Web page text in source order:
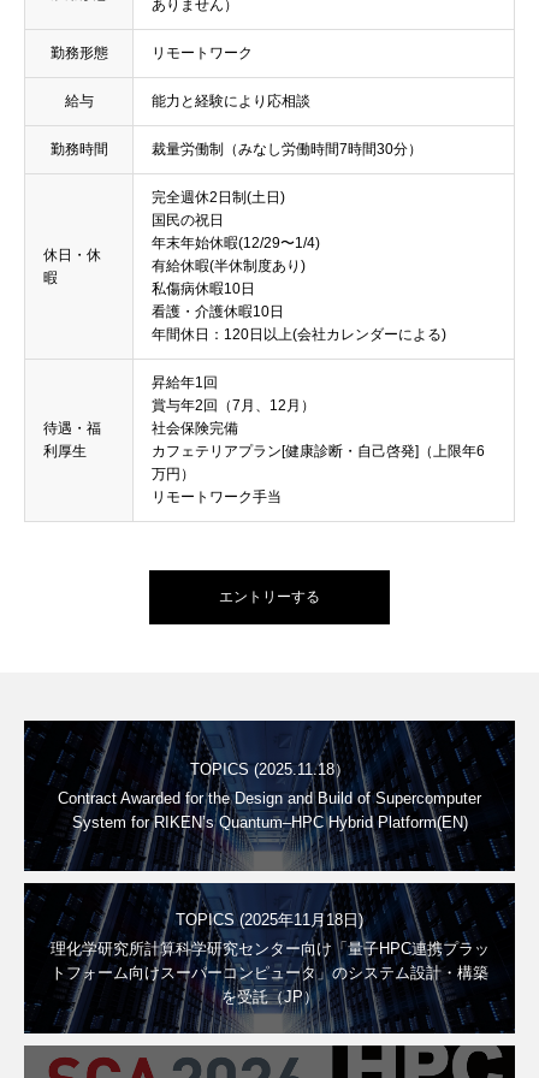
ありません）
勤務形態 リモートワーク
給与 能力と経験により応相談
勤務時間 裁量労働制（みなし労働時間7時間30分）
休日・休
暇
完全週休2日制(土日)
国民の祝日
年末年始休暇(12/29〜1/4)
有給休暇(半休制度あり)
私傷病休暇10日
看護・介護休暇10日
年間休日：120日以上(会社カレンダーによる)
待遇・福
利厚生
昇給年1回
賞与年2回（7月、12月）
社会保険完備
カフェテリアプラン[健康診断・自己啓発]（上限年6
万円）
リモートワーク手当
エントリーする
TOPICS (2025.11.18）
Contract Awarded for the Design and Build of Supercomputer
System for RIKEN’s Quantum–HPC Hybrid Platform(EN)
TOPICS (2025年11月18日)
理化学研究所計算科学研究センター向け「量子HPC連携プラッ
トフォーム向けスーパーコンピュータ」のシステム設計・構築
を受託（JP）